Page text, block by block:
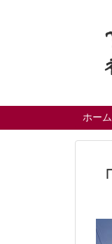
ホーム
「